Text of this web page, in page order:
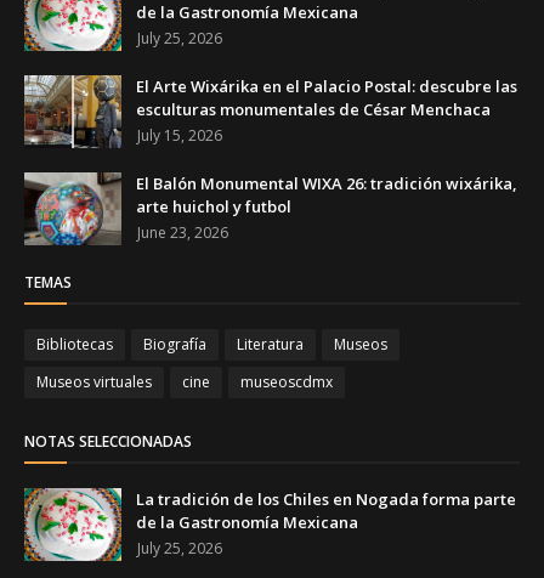
de la Gastronomía Mexicana
July 25, 2026
El Arte Wixárika en el Palacio Postal: descubre las
esculturas monumentales de César Menchaca
July 15, 2026
El Balón Monumental WIXA 26: tradición wixárika,
arte huichol y futbol
June 23, 2026
TEMAS
Bibliotecas Biografía Literatura
Museos
Museos virtuales
cine museoscdmx
NOTAS SELECCIONADAS
La tradición de los Chiles en Nogada forma parte
de la Gastronomía Mexicana
July 25, 2026